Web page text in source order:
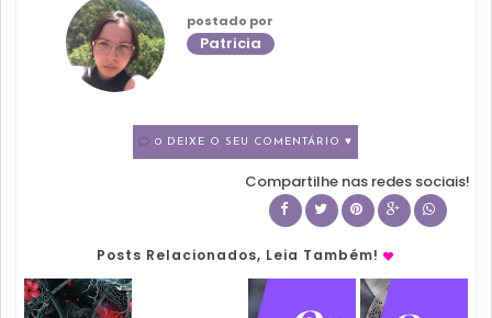
postado por
Patricia
0 DEIXE O SEU COMENTÁRIO ♥
Compartilhe nas redes sociais!
Posts Relacionados, Leia Também!